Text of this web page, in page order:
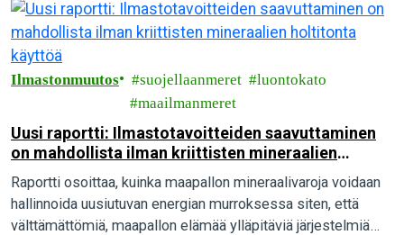
Ilmastonmuutos suojellaanmeret
luontokato
maailmanmeret
Uusi raportti: Ilmastotavoitteiden saavuttaminen
on mahdollista ilman kriittisten mineraalien
holtitonta käyttöä
Raportti osoittaa, kuinka maapallon mineraalivaroja voidaan
hallinnoida uusiutuvan energian murroksessa siten, että
välttämättömiä, maapallon elämää ylläpitäviä järjestelmiä